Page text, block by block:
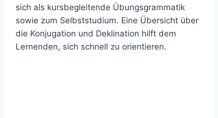
sich als kursbegleitende Übungsgrammatik
sowie zum Selbststudium. Eine Übersicht über
die Konjugation und Deklination hilft dem
Lernenden, sich schnell zu orientieren.